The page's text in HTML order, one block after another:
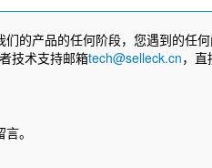
的产品的任何阶段，您遇到的任
技术支持邮箱tech@selleck.cn，
。